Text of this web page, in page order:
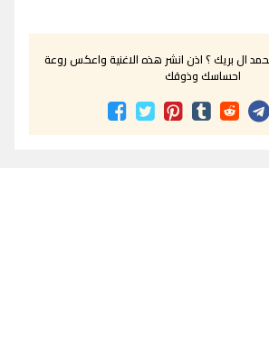
ال بريك ؟ اذن انشر هذه الاغنية واعكس روعة
احساسك وذوقك